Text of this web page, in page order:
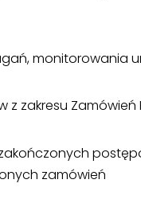
monitorowania
z zakresu Zamówień
zamówień